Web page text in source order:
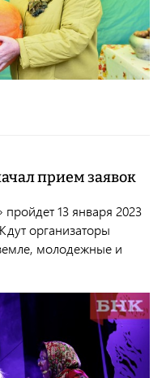
прием заявок
13 января 2023
организаторы
молодежные и